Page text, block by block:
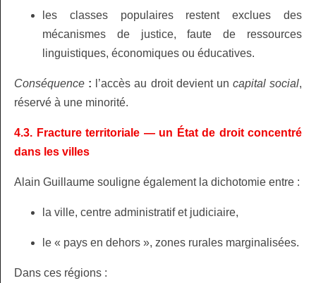
les classes populaires restent exclues des
mécanismes de justice, faute de ressources
linguistiques, économiques ou éducatives.
Conséquence : l’accès au droit devient un capital social,
réservé à une minorité.
4.3. Fracture territoriale — un État de droit concentré
dans les villes
Alain Guillaume souligne également la dichotomie entre :
la ville, centre administratif et judiciaire,
le « pays en dehors », zones rurales marginalisées.
Dans ces régions :